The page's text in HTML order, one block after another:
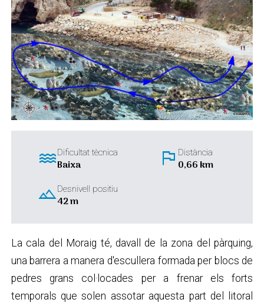
waterDificultat tècnica
Baixa flag Distància
0,66 km
landscapeDesnivell positiu
42 m
La cala del Moraig té, davall de la zona del pàrquing,
una barrera a manera d'escullera formada per blocs de
pedres grans col·locades per a frenar els forts
temporals que solen assotar aquesta part del litoral